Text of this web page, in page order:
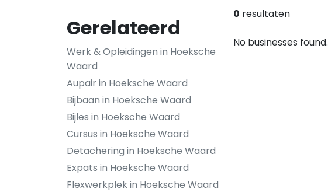
Gerelateerd
Werk & Opleidingen in Hoeksche
Waard
Aupair in Hoeksche Waard
Bijbaan in Hoeksche Waard
Bijles in Hoeksche Waard
Cursus in Hoeksche Waard
Detachering in Hoeksche Waard
Expats in Hoeksche Waard
Flexwerkplek in Hoeksche Waard
0 resultaten
No businesses found.